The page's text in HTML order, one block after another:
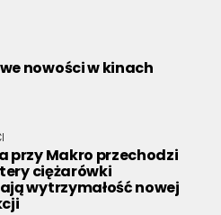
nowości w kinach
przy Makro przechodzi
ciężarówki
wytrzymałość nowej